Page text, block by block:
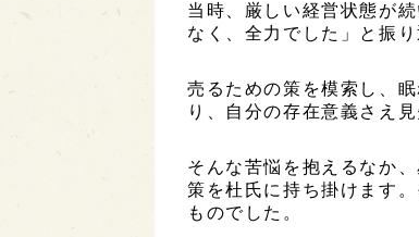
当時、厳しい経営状態が
なく、全力でした」と振り
売るための策を模索し、
り、自分の存在意義さえ
そんな苦悩を抱えるなか
策を杜氏に持ち掛けます
ものでした。